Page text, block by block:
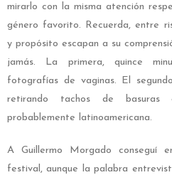
mirarlo con la misma atención
género favorito. Recuerda, entre
y propósito escapan a su
jamás. La primera, quince
fotografías de vaginas. El
retirando tachos de basuras
probablemente latinoamericana.
A Guillermo Morgado conseguí
festival, aunque la palabra